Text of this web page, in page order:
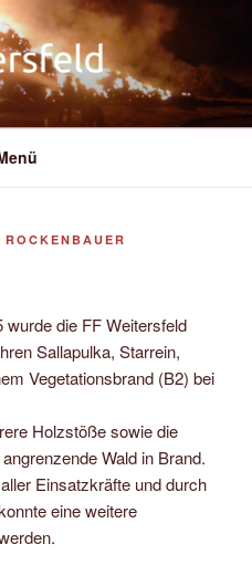
ROCKENBAUER
die FF Weitersfeld
Sallapulka, Starrein,
Vegetationsbrand (B2) bei
Holzstöße sowie die
Wald in Brand.
Einsatzkräfte und durch
eine weitere